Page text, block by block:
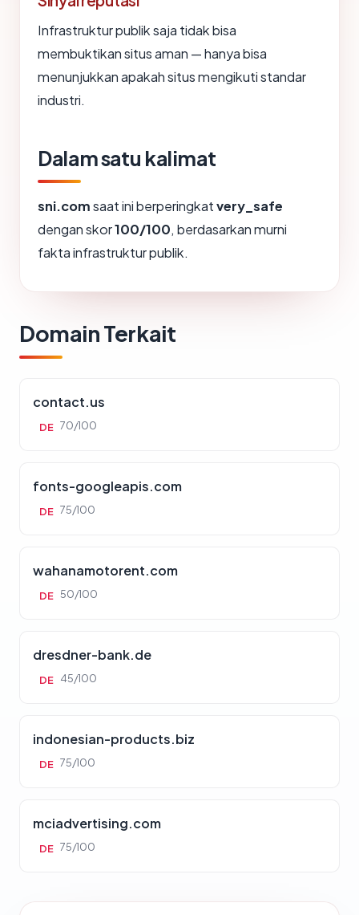
Infrastruktur publik saja tidak bisa
membuktikan situs aman — hanya bisa
menunjukkan apakah situs mengikuti standar
industri.
Dalam satu kalimat
sni.comsaat ini berperingkatvery_safe
dengan skor100/100, berdasarkan murni
fakta infrastruktur publik.
Domain Terkait
contact.us
DE 70/100
fonts-googleapis.com
DE 75/100
wahanamotorent.com
DE 50/100
dresdner-bank.de
DE 45/100
indonesian-products.biz
DE 75/100
mciadvertising.com
DE 75/100